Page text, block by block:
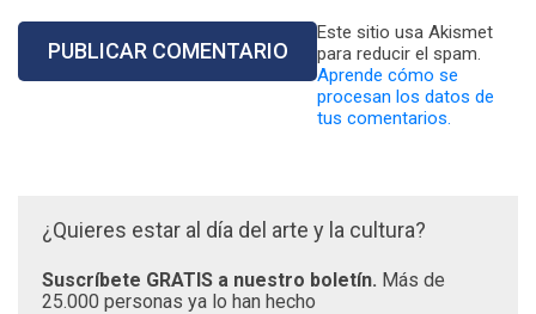
Este sitio usa Akismet
para reducir el spam.
Aprende cómo se
procesan los datos de
tus comentarios.
¿Quieres estar al día del arte y la cultura?
Suscríbete GRATIS a nuestro boletín. Más de
25.000 personas ya lo han hecho